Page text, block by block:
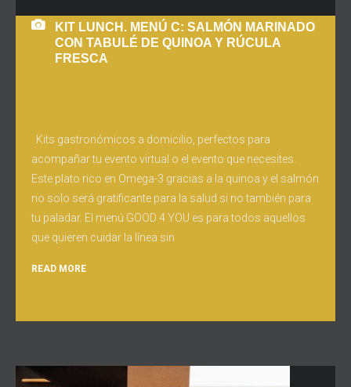
KIT LUNCH. MENÚ C: SALMÓN MARINADO
CON TABULÉ DE QUINOA Y RÚCULA
FRESCA
Kits gastronómicos a domicilio, perfectos para
acompañar tu evento virtual o el evento que necesites.
Este plato rico en Omega-3 gracias a la quinoa y el salmón
no solo será gratificante para la salud si no también para
tu paladar. El menú GOOD 4 YOU es para todos aquellos
que quieren cuidar la línea sin
READ MORE